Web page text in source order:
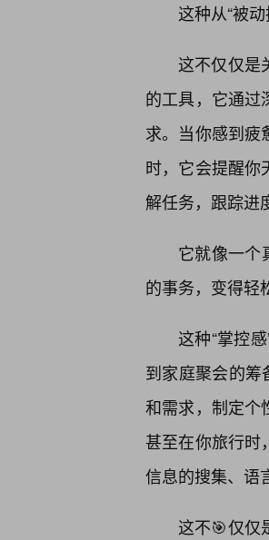
这种从“被
这不仅仅是
的工具，它通过
求。当你感到疲
时，它会提醒你
解任务，跟踪进
它就像一个
的事务，变得轻
这种“掌控
到家庭聚会的筹
和需求，制定个
甚至在你旅行时
信息的搜集、语
这不🎯仅仅